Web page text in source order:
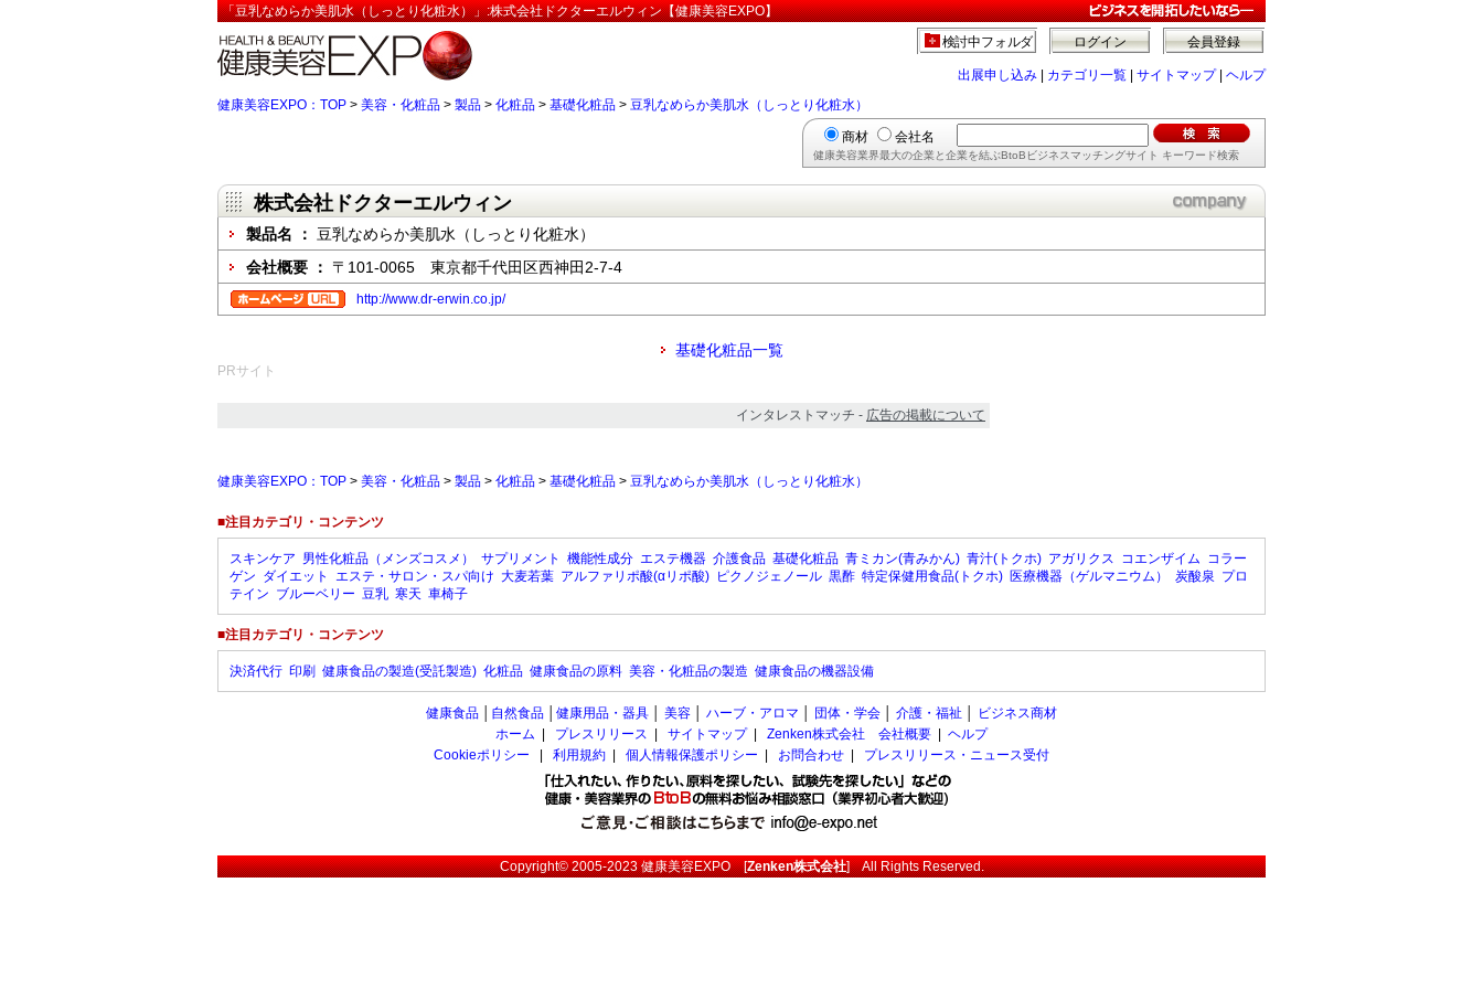
「豆乳なめらか美肌水（しっとり化粧水）」:株式会社ドクターエルウィン【健康美容EXPO】
会員登録
ログイン
検討中フォルダ
出展申し込み カテゴリ一覧 サイトマップ| ヘルプ
健康美容EXPO：TOP > 美容・化粧品 > 製品 > 化粧品 > 基礎化粧品 > 豆乳なめらか美肌水（しっとり化粧水）
商材 会社名
健康美容業界最大の企業と企業を結ぶBtoBビジネスマッチングサイト キーワード検索
株式会社ドクターエルウィン
製品名 ： 豆乳なめらか美肌水（しっとり化粧水）
会社概要 ： 〒101-0065 東京都千代田区西神田2-7-4
http://www.dr-erwin.co.jp/
基礎化粧品一覧
PRサイト
インタレストマッチ - 広告の掲載について
健康美容EXPO：TOP > 美容・化粧品 > 製品 > 化粧品 > 基礎化粧品 > 豆乳なめらか美肌水（しっとり化粧水）
■注目カテゴリ・コンテンツ
スキンケア 男性化粧品（メンズコスメ） サプリメント 機能性成分 エステ機器 介護食品 基礎化粧品 青ミカン(青みかん) 青汁(トクホ) アガリクス コエンザイム コラー
ゲン ダイエット エステ・サロン・スパ向け 大麦若葉 アルファリポ酸(αリポ酸) ピクノジェノール 黒酢 特定保健用食品(トクホ) 医療機器（ゲルマニウム） 炭酸泉 プロ
テイン ブルーベリー 豆乳 寒天 車椅子
■注目カテゴリ・コンテンツ
決済代行 印刷 健康食品の製造(受託製造) 化粧品 健康食品の原料 美容・化粧品の製造 健康食品の機器設備
健康食品 自然食品 健康用品・器具 美容 ハーブ・アロマ 団体・学会 介護・福祉
ビジネス商材
ホーム
プレスリリース サイトマップ| Zenken株式会社 会社概要
ヘルプ
Cookieポリシー
利用規約 個人情報保護ポリシー お問合わせ プレスリリース・ニュース受付
Copyright© 2005-2023健康美容EXPO[Zenken株式会社] All Rights Reserved.